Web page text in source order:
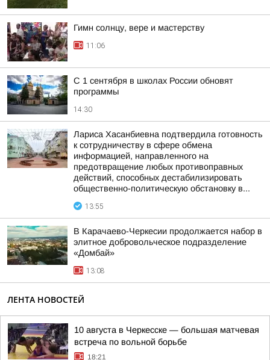
Гимн солнцу, вере и мастерству
11:06
С 1 сентября в школах России обновят
программы
14:30
Лариса Хасанбиевна подтвердила готовность
к сотрудничеству в сфере обмена
информацией, направленного на
предотвращение любых противоправных
действий, способных дестабилизировать
общественно-политическую обстановку в...
13:55
В Карачаево-Черкесии продолжается набор в
элитное добровольческое подразделение
«Домбай»
13:08
ЛЕНТА НОВОСТЕЙ
10 августа в Черкесске — большая матчевая
встреча по вольной борьбе
18:21